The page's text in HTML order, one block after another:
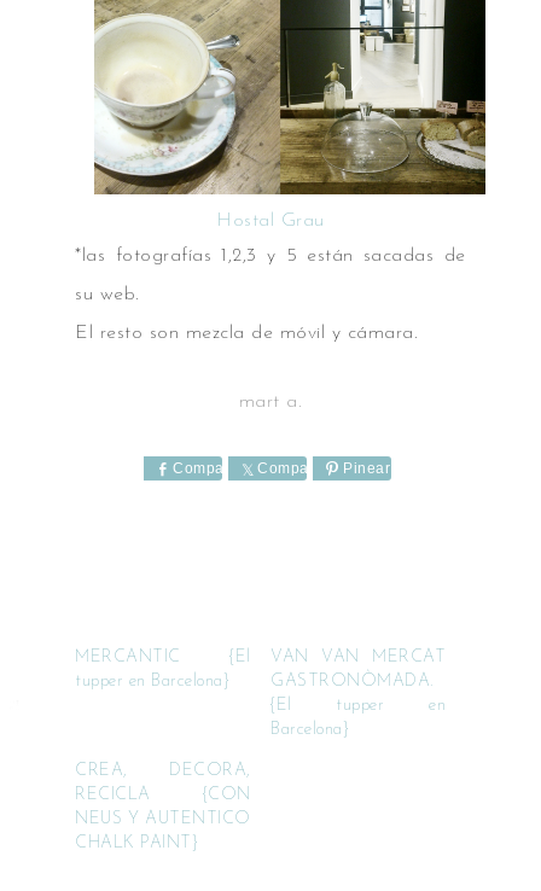
Hostal Grau
*las fotografías 1,2,3 y 5 están sacadas de
su web.
El resto son mezcla de móvil y cámara.
mart a.
Comparte Comparte Pinear
MERCANTIC {El
tupper en Barcelona}
VAN VAN MERCAT
GASTRONÒMADA.
{El tupper en
Barcelona}
CREA, DECORA,
RECICLA {CON
NEUS Y AUTENTICO
CHALK PAINT}